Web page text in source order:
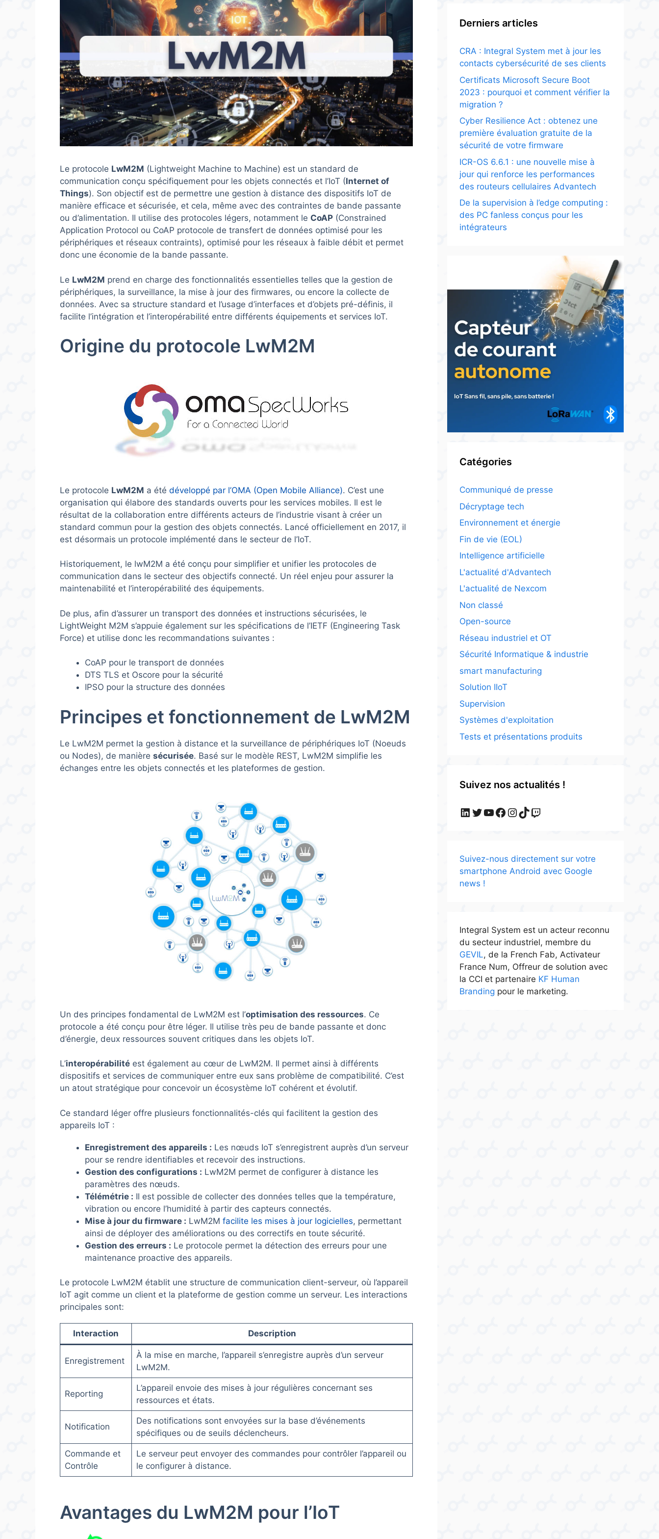
Le protocole LwM2M (Lightweight Machine to Machine) est un standard de
communication conçu spécifiquement pour les objets connectés et l’IoT (Internet of
Things). Son objectif est de permettre une gestion à distance des dispositifs IoT de
manière efficace et sécurisée, et cela, même avec des contraintes de bande passante
ou d’alimentation. Il utilise des protocoles légers, notamment le CoAP (Constrained
Application Protocol ou CoAP protocole de transfert de données optimisé pour les
périphériques et réseaux contraints), optimisé pour les réseaux à faible débit et permet
donc une économie de la bande passante.
Le LwM2M prend en charge des fonctionnalités essentielles telles que la gestion de
périphériques, la surveillance, la mise à jour des firmwares, ou encore la collecte de
données. Avec sa structure standard et l’usage d’interfaces et d’objets pré-définis, il
facilite l’intégration et l’interopérabilité entre différents équipements et services IoT.
Origine du protocole LwM2M
Le protocole LwM2M a été développé par l’OMA (Open Mobile Alliance). C’est une
organisation qui élabore des standards ouverts pour les services mobiles. Il est le
résultat de la collaboration entre différents acteurs de l’industrie visant à créer un
standard commun pour la gestion des objets connectés. Lancé officiellement en 2017, il
est désormais un protocole implémenté dans le secteur de l’IoT.
Historiquement, le lwM2M a été conçu pour simplifier et unifier les protocoles de
communication dans le secteur des objectifs connecté. Un réel enjeu pour assurer la
maintenabilité et l’interopérabilité des équipements.
De plus, afin d’assurer un transport des données et instructions sécurisées, le
LightWeight M2M s’appuie également sur les spécifications de l’IETF (Engineering Task
Force) et utilise donc les recommandations suivantes :
CoAP pour le transport de données
DTS TLS et Oscore pour la sécurité
IPSO pour la structure des données
Principes et fonctionnement de LwM2M
Le LwM2M permet la gestion à distance et la surveillance de périphériques IoT (Noeuds
ou Nodes), de manière sécurisée. Basé sur le modèle REST, LwM2M simplifie les
échanges entre les objets connectés et les plateformes de gestion.
Un des principes fondamental de LwM2M est l’optimisation des ressources. Ce
protocole a été conçu pour être léger. Il utilise très peu de bande passante et donc
d’énergie, deux ressources souvent critiques dans les objets IoT.
L’interopérabilité est également au cœur de LwM2M. Il permet ainsi à différents
dispositifs et services de communiquer entre eux sans problème de compatibilité. C’est
un atout stratégique pour concevoir un écosystème IoT cohérent et évolutif.
Ce standard léger offre plusieurs fonctionnalités-clés qui facilitent la gestion des
appareils IoT :
Enregistrement des appareils : Les nœuds IoT s’enregistrent auprès d’un serveur
pour se rendre identifiables et recevoir des instructions.
Gestion des configurations : LwM2M permet de configurer à distance les
paramètres des nœuds.
Télémétrie : Il est possible de collecter des données telles que la température,
vibration ou encore l’humidité à partir des capteurs connectés.
Mise à jour du firmware : LwM2M facilite les mises à jour logicielles, permettant
ainsi de déployer des améliorations ou des correctifs en toute sécurité.
Gestion des erreurs : Le protocole permet la détection des erreurs pour une
maintenance proactive des appareils.
Le protocole LwM2M établit une structure de communication client-serveur, où l’appareil
IoT agit comme un client et la plateforme de gestion comme un serveur. Les interactions
principales sont:
Interaction Description
Enregistrement
À la mise en marche, l’appareil s’enregistre auprès d’un serveur
LwM2M.
Reporting
L’appareil envoie des mises à jour régulières concernant ses
ressources et états.
Notification
Des notifications sont envoyées sur la base d’événements
spécifiques ou de seuils déclencheurs.
Commande et
Contrôle
Le serveur peut envoyer des commandes pour contrôler l’appareil ou
le configurer à distance.
Avantages du LwM2M pour l’IoT
Derniers articles
CRA : Integral System met à jour les
contacts cybersécurité de ses clients
Certificats Microsoft Secure Boot
2023 : pourquoi et comment vérifier la
migration ?
Cyber Resilience Act : obtenez une
première évaluation gratuite de la
sécurité de votre firmware
ICR-OS 6.6.1 : une nouvelle mise à
jour qui renforce les performances
des routeurs cellulaires Advantech
De la supervision à l’edge computing :
des PC fanless conçus pour les
intégrateurs
Catégories
Communiqué de presse
Décryptage tech
Environnement et énergie
Fin de vie (EOL)
Intelligence artificielle
L'actualité d'Advantech
L'actualité de Nexcom
Non classé
Open-source
Réseau industriel et OT
Sécurité Informatique & industrie
smart manufacturing
Solution IIoT
Supervision
Systèmes d'exploitation
Tests et présentations produits
Suivez nos actualités !
LinkedIn
Twitter
YouTube
Facebook
Instagram
TikTok
Twitch
Suivez-nous directement sur votre
smartphone Android avec Google
news !
Integral System est un acteur reconnu
du secteur industriel, membre du
GEVIL, de la French Fab, Activateur
France Num, Offreur de solution avec
la CCI et partenaire KF Human
Branding pour le marketing.